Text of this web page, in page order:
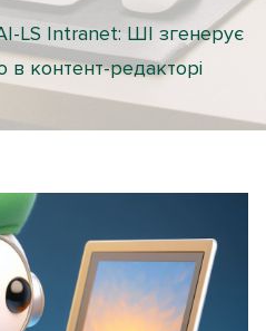
LS Intranet: ШІ згенерує
контент-редакторі